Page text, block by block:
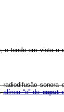
e tendo em vista o
alínea “e” docaput